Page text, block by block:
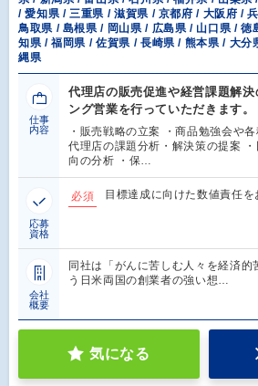
/ 愛知県 / 三重県 / 滋賀県 / 京都府 / 大阪府 /
鳥取県 / 島根県 / 岡山県 / 広島県 / 山口県 / 徳
知県 / 福岡県 / 佐賀県 / 長崎県 / 熊本県 / 大分
縄県
仕事
内容
代理店の販売促進や経営課題解
ング営業を行っていただきます。
・販売戦略の立案 ・商品勉強会や
代理店の課題分析・解決策の提案
向の分析 ・保…
応募
資格
必須 目標達成に向けた数値責任を
会社
概要
同社は「がんに苦しむ人々を経済
う日米両国の創業者の強い想…
気になる